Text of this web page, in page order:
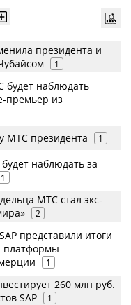
президента и
1
будет наблюдать
премьер из
МТС президента 1
наблюдать за
1
МТС стал экс-
2
представили итоги
платформы
1
260 млн руб.
SAP
1